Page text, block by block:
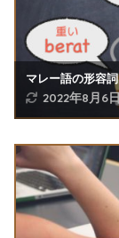
マレー語の形容
2022年8月6